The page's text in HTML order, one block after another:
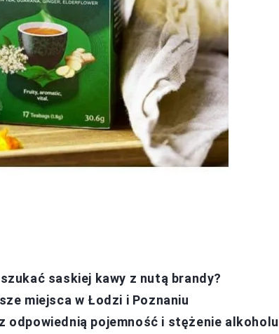
saskiej kawy z nutą brandy?
miejsca w Łodzi i Poznaniu
odpowiednią pojemność i stężenie alkoholu